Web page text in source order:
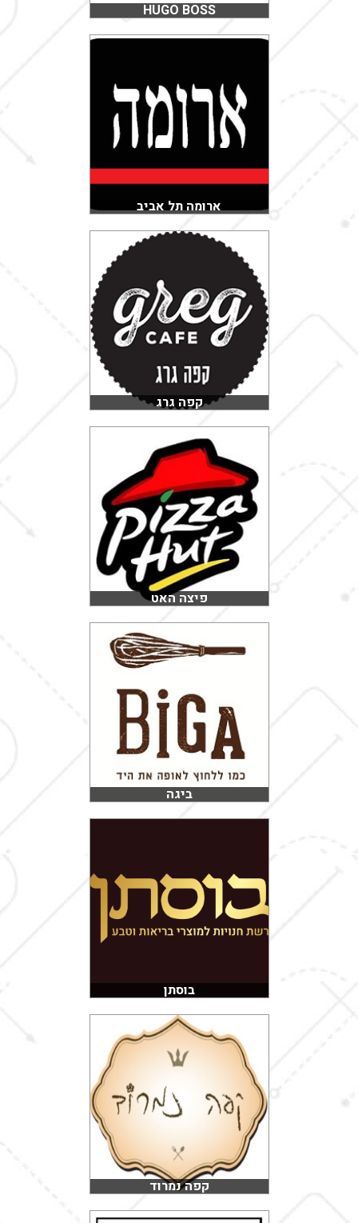
HUGO BOSS
ארומה תל אביב
קפה גרג
פיצה האט
ביגה
בוסתן
קפה נמרוד